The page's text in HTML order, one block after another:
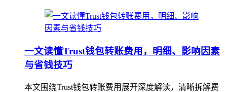
一文读懂Trust钱包转账费用，明细、影响因素
与省钱技巧
本文围绕Trust钱包转账费用展开深度解读，清晰拆解费